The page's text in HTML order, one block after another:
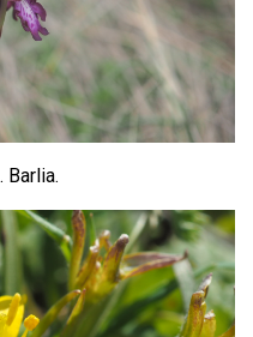
. Barlia.